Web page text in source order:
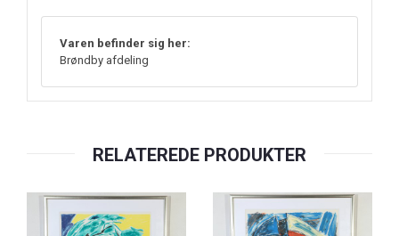
Varen befinder sig her:
Brøndby afdeling
RELATEREDE PRODUKTER